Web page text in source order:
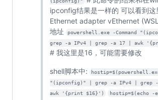
ipconfig结果是一样的 可以看到这
Ethernet adapter vEthernet
地址
powershell.exe -Command
grep -a IPv4 | grep -a 17 | awk
# 我这里是16，可能需要修改
shell脚本中:
"(ipconfig)" | grep -a IPv4 | grep
awk '{print $16}')
hostip=$(echo